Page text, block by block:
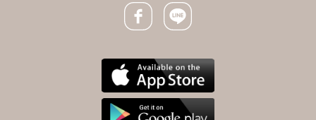
Facebook icon
Line icon